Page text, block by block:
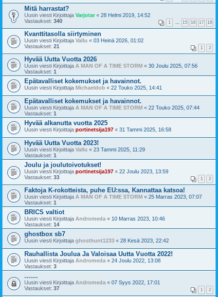
Mitä harrastat?
Uusin viesti Kirjoittaja Varjotar « 28 Helmi 2019, 14:52
Vastaukset: 340 1 … 15 16 17 18
Kvanttitasolla siirtyminen
Uusin viesti Kirjoittaja Vallu « 03 Heinä 2026, 01:02
Vastaukset: 21 1 2
Hyvää Uutta Vuotta 2026
Uusin viesti Kirjoittaja A MAN OF A TIME STORM « 30 Joulu 2025, 07:56
Vastaukset: 1
Epätavalliset kokemukset ja havainnot.
Uusin viesti Kirjoittaja Michaeldob « 22 Touko 2025, 14:41
Epätavalliset kokemukset ja havainnot.
Uusin viesti Kirjoittaja A MAN OF A TIME STORM « 22 Touko 2025, 07:44
Vastaukset: 1
Hyvää alkanutta vuotta 2025
Uusin viesti Kirjoittaja portinetsija197 « 31 Tammi 2025, 16:58
Hyvää Uutta Vuotta 2023!
Uusin viesti Kirjoittaja Vallu « 23 Tammi 2025, 11:29
Vastaukset: 1
Joulu ja joulutoivotukset!
Uusin viesti Kirjoittaja portinetsija197 « 22 Joulu 2023, 13:59
Vastaukset: 33 1 2
Faktoja K-rokotteista, puhe EU:ssa, Kannattaa katsoa!
Uusin viesti Kirjoittaja A MAN OF A TIME STORM « 25 Marras 2023, 07:07
Vastaukset: 1
BRICS valtiot
Uusin viesti Kirjoittaja Andromeda « 10 Marras 2023, 10:46
Vastaukset: 14
ghostbox sb7
Uusin viesti Kirjoittaja ghosthunt1233 « 28 Kesä 2023, 22:42
Rauhallista Joulua Ja Valoisaa Uutta Vuotta 2022!
Uusin viesti Kirjoittaja Andromeda « 24 Joulu 2022, 13:08
Vastaukset: 3
.......
Uusin viesti Kirjoittaja Andromeda « 07 Syys 2022, 17:01
Vastaukset: 37 1 2